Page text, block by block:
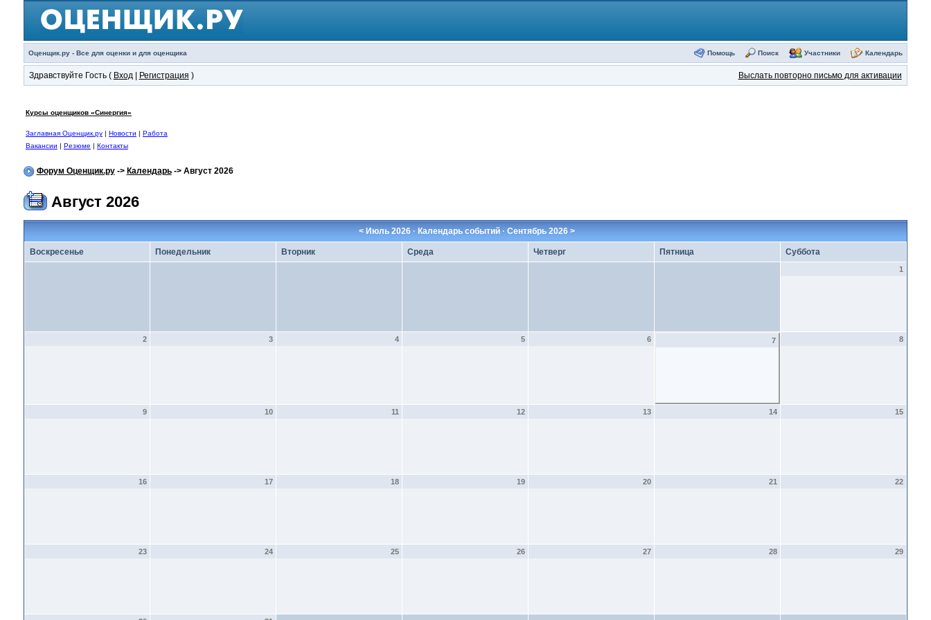
Оценщик.ру - Все для оценки и для оценщика Помощь Поиск Участники Календарь
Здравствуйте Гость ( Вход| Регистрация ) Выслать повторно письмо для активации
Курсы оценщиков «Синергия»
Заглавная Оценщик.ру| Новости | Работа
Вакансии | Резюме | Контакты
Форум Оценщик.ру-> Календарь-> Август 2026
Август 2026
< Июль 2026 · Календарь событий ·Сентябрь 2026 >
Воскресенье Понедельник Вторник Среда Четверг Пятница Суббота
1
2 3 4 5 6 7 8
9 10 11 12 13 14 15
16 17 18 19 20 21 22
23 24 25 26 27 28 29